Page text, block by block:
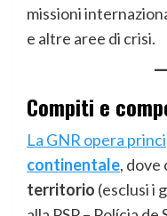
missioni
e altre aree di crisi.
Compiti e
La GNR opera
continentale, dove
territorio (esclusi i